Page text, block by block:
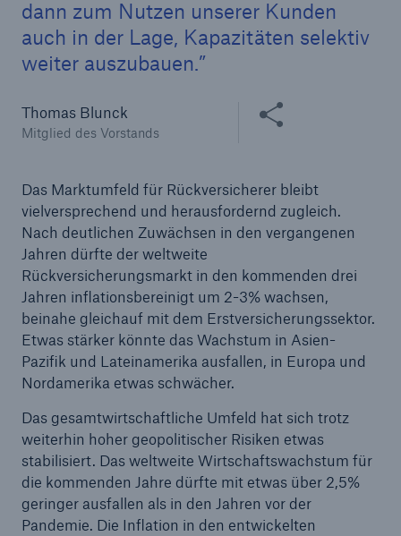
dann zum Nutzen unserer Kunden
auch in der Lage, Kapazitäten selektiv
weiter auszubauen.
Inhalte teilen
Thomas Blunck
Mitglied des Vorstands
Das Marktumfeld für Rückversicherer bleibt
vielversprechend und herausfordernd zugleich.
Nach deutlichen Zuwächsen in den vergangenen
Jahren dürfte der weltweite
Rückversicherungsmarkt in den kommenden drei
Jahren inflationsbereinigt um 2-3% wachsen,
beinahe gleichauf mit dem Erstversicherungssektor.
Etwas stärker könnte das Wachstum in Asien-
Pazifik und Lateinamerika ausfallen, in Europa und
Nordamerika etwas schwächer.
Das gesamtwirtschaftliche Umfeld hat sich trotz
weiterhin hoher geopolitischer Risiken etwas
stabilisiert. Das weltweite Wirtschaftswachstum für
die kommenden Jahre dürfte mit etwas über 2,5%
geringer ausfallen als in den Jahren vor der
Pandemie. Die Inflation in den entwickelten
CLARA reduziert die Wartezeit bis zur
Leistungsentscheidung in der BU-
Versicherung bis zu
50 %
Cyber
Geschätzte globale wirtschaftliche Kosten der
Internetkriminalität
600 bn
US Dollar im Jahr 2018